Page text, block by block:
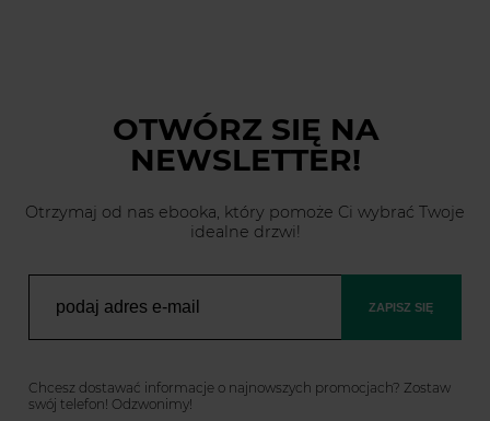
OTWÓRZ SIĘ NA
NEWSLETTER!
Otrzymaj od nas ebooka, który pomoże Ci wybrać Twoje
idealne drzwi!
ZAPISZ SIĘ
Chcesz dostawać informacje o najnowszych promocjach? Zostaw
swój telefon! Odzwonimy!